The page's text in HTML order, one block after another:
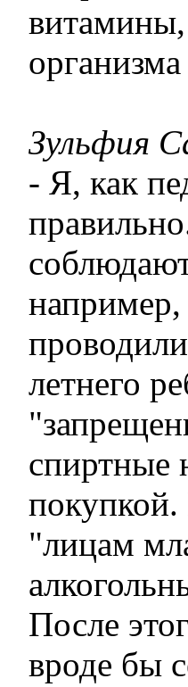
Зульфия
- Я, как
летнего
спиртные
покупкой.
"лицам
После
вроде бы